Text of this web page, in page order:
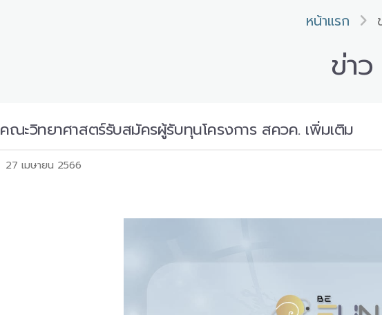
หน้าแรก
ข่าว
คณะวิทยาศาสตร์รับสมัครผู้รับทุนโครงการ สควค. เพิ่มเติม
27 เมษายน 2566